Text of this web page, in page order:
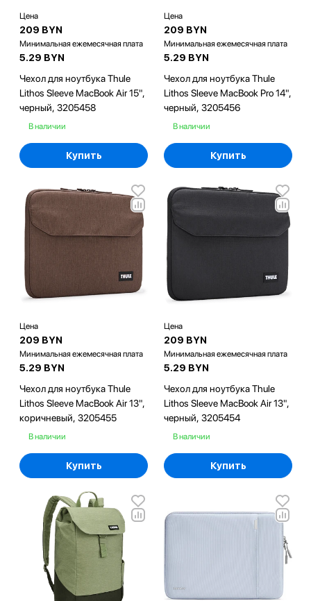
Цена
209 BYN
Минимальная ежемесячная плата
5.29 BYN
Чехол для ноутбука Thule
Lithos Sleeve MacBook Air 15",
черный, 3205458
В наличии
Купить
Цена
209 BYN
Минимальная ежемесячная плата
5.29 BYN
Чехол для ноутбука Thule
Lithos Sleeve MacBook Pro 14",
черный, 3205456
В наличии
Купить
Цена
209 BYN
Минимальная ежемесячная плата
5.29 BYN
Чехол для ноутбука Thule
Lithos Sleeve MacBook Air 13",
коричневый, 3205455
В наличии
Купить
Цена
209 BYN
Минимальная ежемесячная плата
5.29 BYN
Чехол для ноутбука Thule
Lithos Sleeve MacBook Air 13",
черный, 3205454
В наличии
Купить